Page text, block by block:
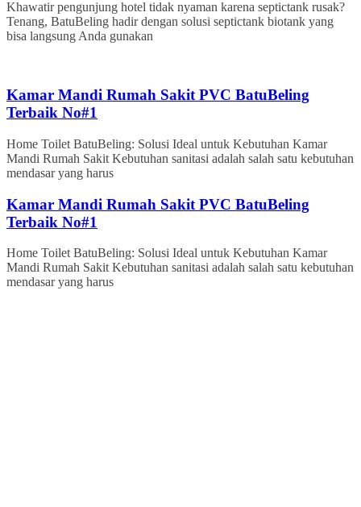
Khawatir pengunjung hotel tidak nyaman karena septictank rusak?
Tenang, BatuBeling hadir dengan solusi septictank biotank yang
bisa langsung Anda gunakan
Kamar Mandi Rumah Sakit PVC BatuBeling
Terbaik No#1
Home Toilet BatuBeling: Solusi Ideal untuk Kebutuhan Kamar
Mandi Rumah Sakit Kebutuhan sanitasi adalah salah satu kebutuhan
mendasar yang harus
Kamar Mandi Rumah Sakit PVC BatuBeling
Terbaik No#1
Home Toilet BatuBeling: Solusi Ideal untuk Kebutuhan Kamar
Mandi Rumah Sakit Kebutuhan sanitasi adalah salah satu kebutuhan
mendasar yang harus